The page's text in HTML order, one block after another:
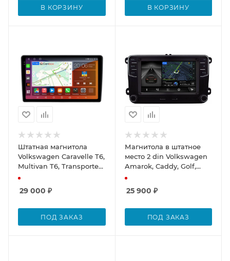
крутилкамиВ КОРЗИНУ В КОРЗИНУ
Штатная магнитола
Volkswagen Caravelle T6,
Multivan T6, Transporter
T6 (2015-2020) Canbox H-
Line 2K 4181-10-2274 на
Android 10 (4G-SIM, 4/32,
29 000 ₽
ПОД ЗАКАЗ
Магнитола в штатное
место 2 din Volkswagen
Amarok, Caddy, Golf,
Passat, Polo Canbox H-
Line 4477-RP-0548-496
на Android 10 (4G-SIM,
25 900 ₽
ПОД ЗАКАЗ